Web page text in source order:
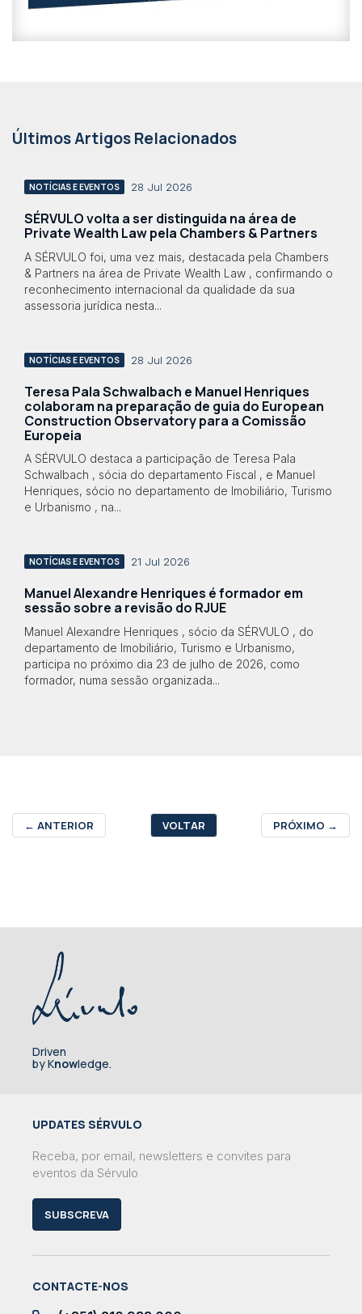
Últimos Artigos Relacionados
NOTÍCIAS E EVENTOS 28 Jul 2026
SÉRVULO volta a ser distinguida na área de
Private Wealth Law pela Chambers & Partners
A SÉRVULO foi, uma vez mais, destacada pela Chambers
& Partners na área de Private Wealth Law , confirmando o
reconhecimento internacional da qualidade da sua
assessoria jurídica nesta...
NOTÍCIAS E EVENTOS 28 Jul 2026
Teresa Pala Schwalbach e Manuel Henriques
colaboram na preparação de guia do European
Construction Observatory para a Comissão
Europeia
A SÉRVULO destaca a participação de Teresa Pala
Schwalbach , sócia do departamento Fiscal , e Manuel
Henriques, sócio no departamento de Imobiliário, Turismo
e Urbanismo , na...
NOTÍCIAS E EVENTOS 21 Jul 2026
Manuel Alexandre Henriques é formador em
sessão sobre a revisão do RJUE
Manuel Alexandre Henriques , sócio da SÉRVULO , do
departamento de Imobiliário, Turismo e Urbanismo,
participa no próximo dia 23 de julho de 2026, como
formador, numa sessão organizada...
← ANTERIOR VOLTAR PRÓXIMO →
Driven
by Knowledge.
UPDATES SÉRVULO
Receba, por email, newsletters e convites para
eventos da Sérvulo
SUBSCREVA
CONTACTE-NOS